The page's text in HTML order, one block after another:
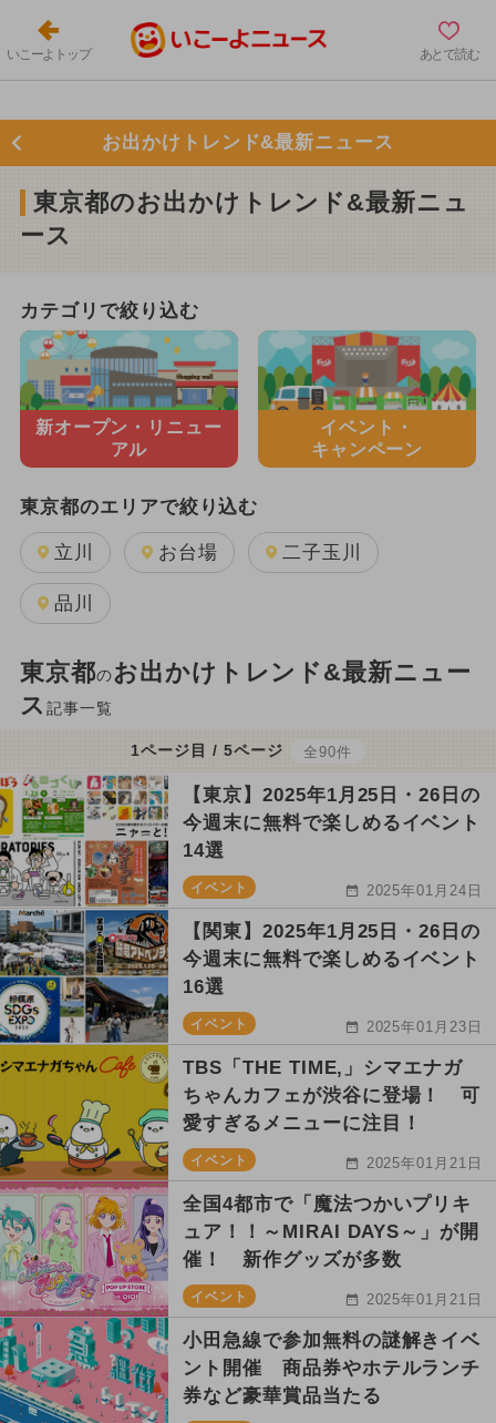
いこーよトップ あとで読む
お出かけトレンド&最新ニュース
東京都のお出かけトレンド&最新ニュ
ース
カテゴリで絞り込む
新オープン・ リニュー
アル
イベント・
キャンペーン
東京都のエリアで絞り込む
立川 お台場 二子玉川
品川
東京都のお出かけトレンド&最新ニュー
ス 記事一覧
1ページ目 / 5ページ 全90件
【東京】2025年1月25日・26日の
今週末に無料で楽しめるイベント
14選
イベント 2025年01月24日
【関東】2025年1月25日・26日の
今週末に無料で楽しめるイベント
16選
イベント 2025年01月23日
TBS「THE TIME,」シマエナガ
ちゃんカフェが渋谷に登場！ 可
愛すぎるメニューに注目！
イベント 2025年01月21日
全国4都市で「魔法つかいプリキ
ュア！！～MIRAI DAYS～」が開
催！ 新作グッズが多数
イベント 2025年01月21日
小田急線で参加無料の謎解きイベ
ント開催 商品券やホテルランチ
券など豪華賞品当たる